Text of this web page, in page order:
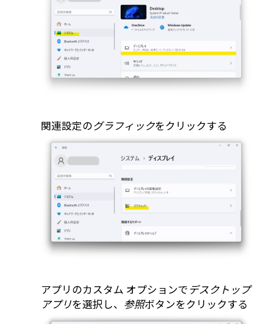
関連設定のグラフィックをクリックする
アプリのカスタム オプションでデスクトップ
アプリを選択し、 参照ボタンをクリックする